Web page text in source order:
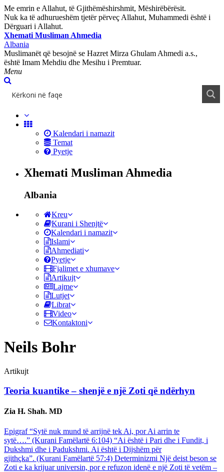
Me emrin e Allahut, të Gjithëmëshirshmit, Mëshirëbërësit.
Nuk ka të adhurueshëm tjetër përveç Allahut, Muhammedi është i
Dërguari i Allahut.
Xhemati Musliman Ahmedia
Albania
Muslimanët që besojnë se Hazret Mirza Ghulam Ahmedi a.s.,
është Imam Mehdiu dhe Mesihu i Premtuar.
Menu
Kalendari i namazit
Temat
Pyetje
Xhemati Musliman Ahmedia
Albania
Kreu
Kurani i Shenjtë
Kalendari i namazit
Islami
Ahmediati
Pyetje
Fjalimet e xhumave
Artikujt
Lajme
Lutjet
Librat
Video
Kontaktoni
Neils Bohr
Artikujt
Teoria kuantike – shenjë e një Zoti që ndërhyn
Zia H. Shah. MD
Epigraf “Sytë nuk mund të arrijnë tek Ai, por Ai arrin te
sytë….” (Kurani Famëlartë 6:104) “Ai është i Pari dhe i Fundit, i
Dukshmi dhe i Padukshmi. Ai është i Dijshëm për
gjithçka”. (Kurani Famëlartë 57:4) Determinizmi Një deist beson se
Zoti e ka krijuar universin, por e refuzon idenë e një Zoti të vetëm –